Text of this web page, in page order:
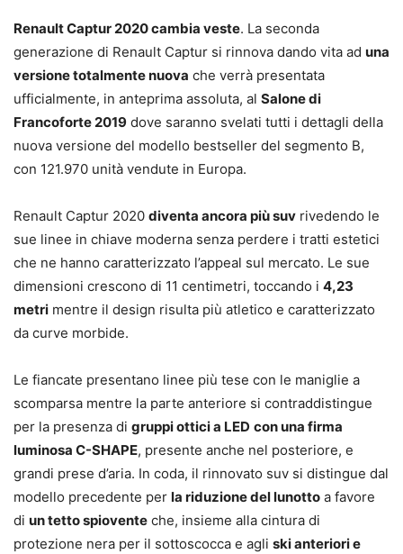
Renault Captur 2020 cambia veste. La seconda
generazione di Renault Captur si rinnova dando vita ad una
versione totalmente nuova che verrà presentata
ufficialmente, in anteprima assoluta, al Salone di
Francoforte 2019 dove saranno svelati tutti i dettagli della
nuova versione del modello bestseller del segmento B,
con 121.970 unità vendute in Europa.
Renault Captur 2020 diventa ancora più suv rivedendo le
sue linee in chiave moderna senza perdere i tratti estetici
che ne hanno caratterizzato l’appeal sul mercato. Le sue
dimensioni crescono di 11 centimetri, toccando i 4,23
metri mentre il design risulta più atletico e caratterizzato
da curve morbide.
Le fiancate presentano linee più tese con le maniglie a
scomparsa mentre la parte anteriore si contraddistingue
per la presenza di gruppi ottici a LED con una firma
luminosa C-SHAPE, presente anche nel posteriore, e
grandi prese d’aria. In coda, il rinnovato suv si distingue dal
modello precedente per la riduzione del lunotto a favore
di un tetto spiovente che, insieme alla cintura di
protezione nera per il sottoscocca e agli ski anteriori e